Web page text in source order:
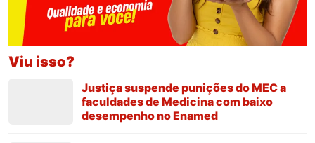
Viu isso?
Justiça suspende punições do MEC a
faculdades de Medicina com baixo
desempenho no Enamed